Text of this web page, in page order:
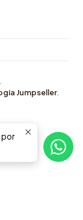
Jumpseller.
por